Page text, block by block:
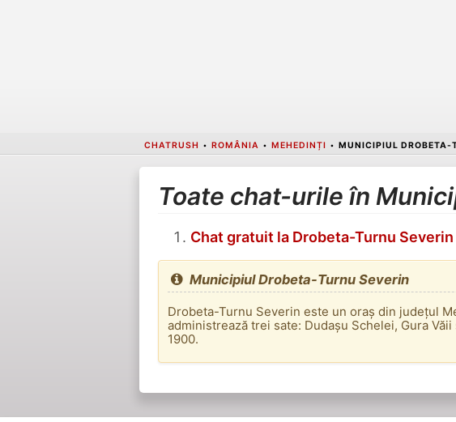
CHATRUSH • ROMÂNIA • MEHEDINȚI • MUNICIPIUL DROBETA-
Toate chat-urile în
Chat gratuit la Drobeta-Turnu Severin
Municipiul Drobeta-Turnu Severin
Drobeta-Turnu Severin este un oraș din județul
administrează trei sate: Dudașu Schelei, Gura
1900.